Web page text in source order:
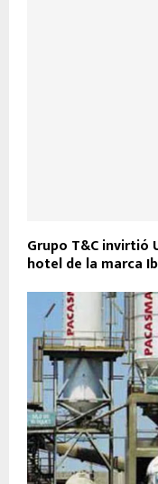
Grupo T&C invirtió
hotel de la marca